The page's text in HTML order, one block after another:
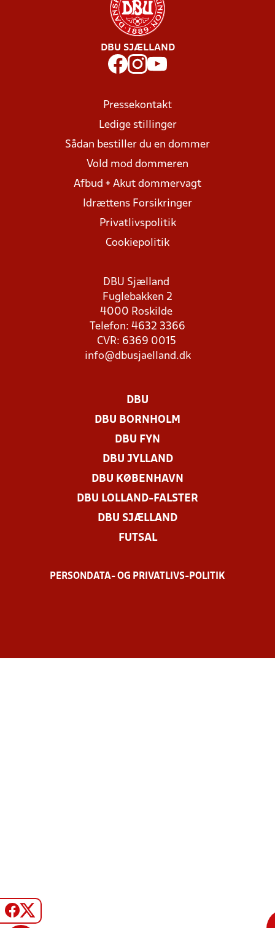
DBU SJÆLLAND
Pressekontakt
Ledige stillinger
Sådan bestiller du en dommer
Vold mod dommeren
Afbud + Akut dommervagt
Idrættens Forsikringer
Privatlivspolitik
Cookiepolitik
DBU Sjælland
Fuglebakken 2
4000 Roskilde
Telefon: 4632 3366
CVR: 6369 0015
info@dbusjaelland.dk
DBU
DBU BORNHOLM
DBU FYN
DBU JYLLAND
DBU KØBENHAVN
DBU LOLLAND-FALSTER
DBU SJÆLLAND
FUTSAL
PERSONDATA- OG PRIVATLIVS-POLITIK